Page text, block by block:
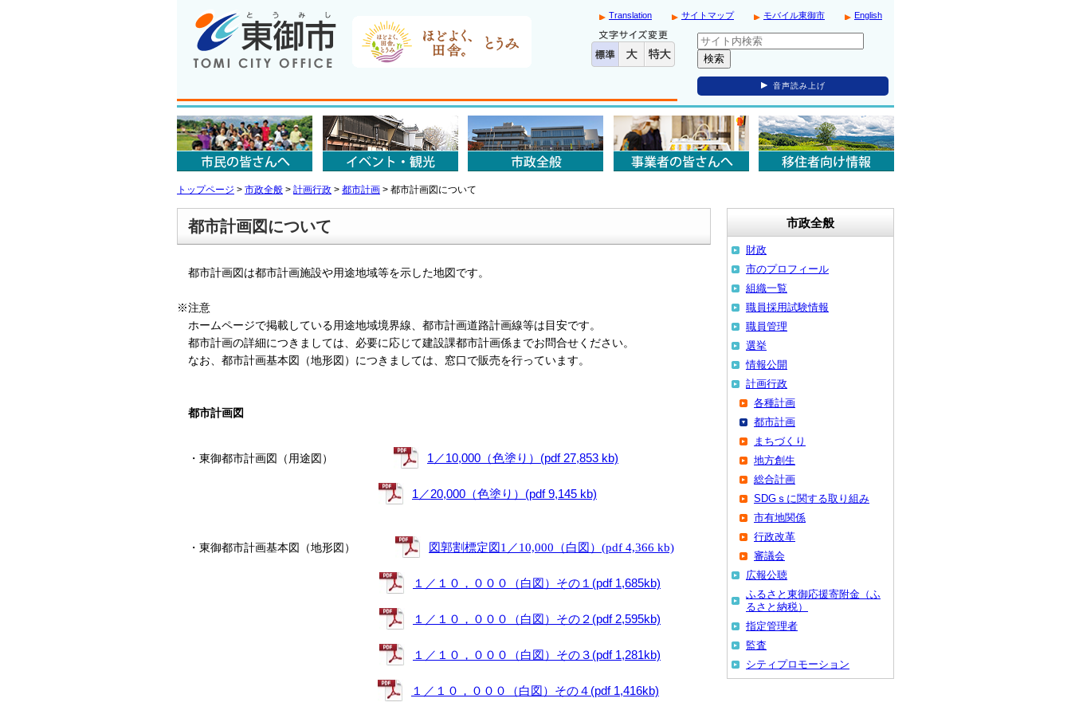
English
モバイル東御市
サイトマップ
Translation
音声読み上げ
トップページ > 市政全般 > 計画行政 > 都市計画 > 都市計画図について
都市計画図について
都市計画図は都市計画施設や用途地域等を示した地図です。
※注意
ホームページで掲載している用途地域境界線、都市計画道路計画線等は目安です。
都市計画の詳細につきましては、必要に応じて建設課都市計画係までお問合せください。
なお、都市計画基本図（地形図）につきましては、窓口で販売を行っています。
都市計画図
・東御都市計画図（用途図） 1／10,000（色塗り）(pdf 27,853 kb)
1／20,000（色塗り）(pdf 9,145 kb)
・東御都市計画基本図（地形図） 図郭割標定図1／10,000（白図）(pdf 4,366 kb)
１／１０，０００（白図）その１(pdf 1,685kb)
１／１０，０００（白図）その２(pdf 2,595kb)
１／１０，０００（白図）その３(pdf 1,281kb)
１／１０，０００（白図）その４(pdf 1,416kb)
市政全般
財政
市のプロフィール
組織一覧
職員採用試験情報
職員管理
選挙
情報公開
計画行政
各種計画
都市計画
まちづくり
地方創生
総合計画
SDGｓに関する取り組み
市有地関係
行政改革
審議会
広報公聴
ふるさと東御応援寄附金（ふ
るさと納税）
指定管理者
監査
シティプロモーション